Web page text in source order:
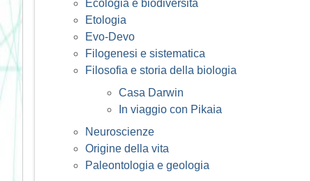
Ecologia e biodiversità
Etologia
Evo-Devo
Filogenesi e sistematica
Filosofia e storia della biologia
Casa Darwin
In viaggio con Pikaia
Neuroscienze
Origine della vita
Paleontologia e geologia